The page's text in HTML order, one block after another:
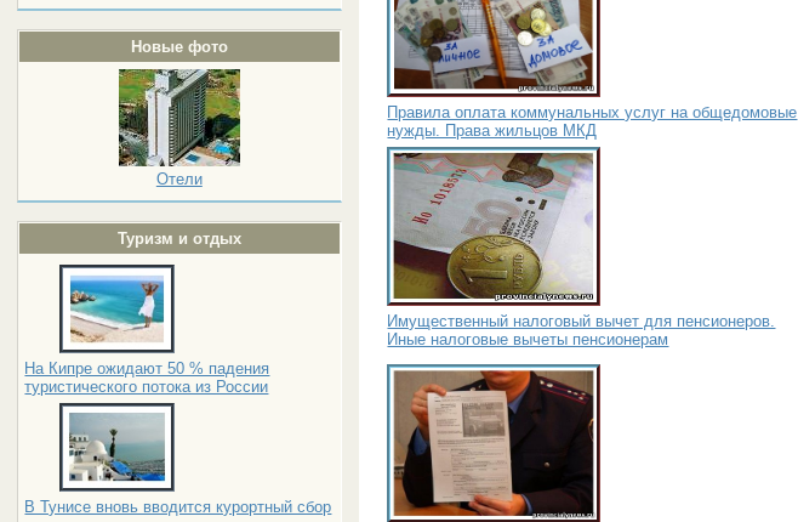
Новые фото
Отели
Туризм и отдых
На Кипре ожидают 50 % падения
туристического потока из России
В Тунисе вновь вводится курортный сбор
Правила оплата коммунальных услуг на общедомовые
нужды. Права жильцов МКД
Имущественный налоговый вычет для пенсионеров.
Иные налоговые вычеты пенсионерам